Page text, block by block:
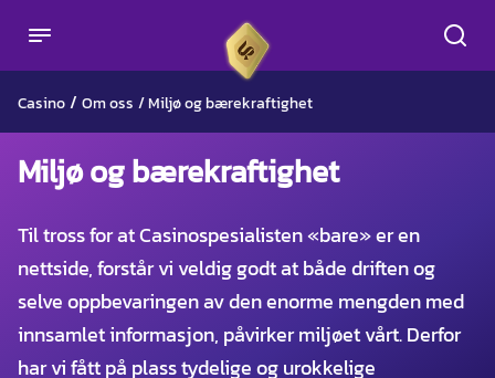
Casino/ Om oss /Miljø og bærekraftighet
Miljø og bærekraftighet
Til tross for at Casinospesialisten «bare» er en
nettside, forstår vi veldig godt at både driften og
selve oppbevaringen av den enorme mengden med
innsamlet informasjon, påvirker miljøet vårt. Derfor
har vi fått på plass tydelige og urokkelige